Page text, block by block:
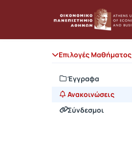
Επιλογές Μαθήματος
Έγγραφα
Ανακοινώσεις
Σύνδεσμοι